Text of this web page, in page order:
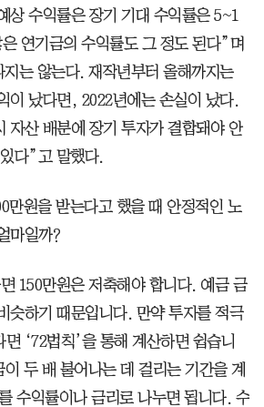
상 수익률은 장기 기대 수익률은 5~1
연기금의 수익률도 그 정도 된다”며
지는 않는다. 재작년부터 올해까지는
이 났다면, 2022년에는 손실이 났다.
자산 배분에 장기 투자가 결합돼야 안
다”고 말했다.
만원을 받는다고 했을 때 안정적인 노
마일까?
150만원은 저축해야 합니다. 예금 금
슷하기 때문입니다. 만약 투자를 적극
‘72법칙’을 통해 계산하면 쉽습니
두 배 불어나는 데 걸리는 기간을 계
수익률이나 금리로 나누면 됩니다. 수